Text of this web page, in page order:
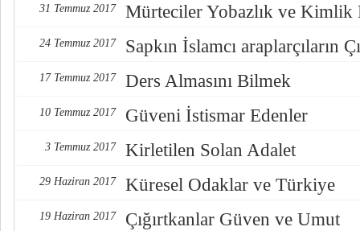
31 Temmuz 2017 Mürteciler Yobazlık ve Kimlik
24 Temmuz 2017 Sapkın İslamcı araplarçıların
17 Temmuz 2017 Ders Almasını Bilmek
10 Temmuz 2017 Güveni İstismar Edenler
3 Temmuz 2017 Kirletilen Solan Adalet
29 Haziran 2017 Küresel Odaklar ve Türkiye
19 Haziran 2017 Çığırtkanlar Güven ve Umut